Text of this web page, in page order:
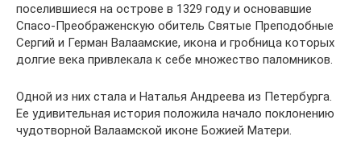
поселившиеся на острове в 1329 году и основавшие
Спасо-Преображенскую обитель Святые Преподобные
Сергий и Герман Валаамские, икона и гробница которых
долгие века привлекала к себе множество паломников.
Одной из них стала и Наталья Андреева из Петербурга.
Ее удивительная история положила начало поклонению
чудотворной Валаамской иконе Божией Матери.